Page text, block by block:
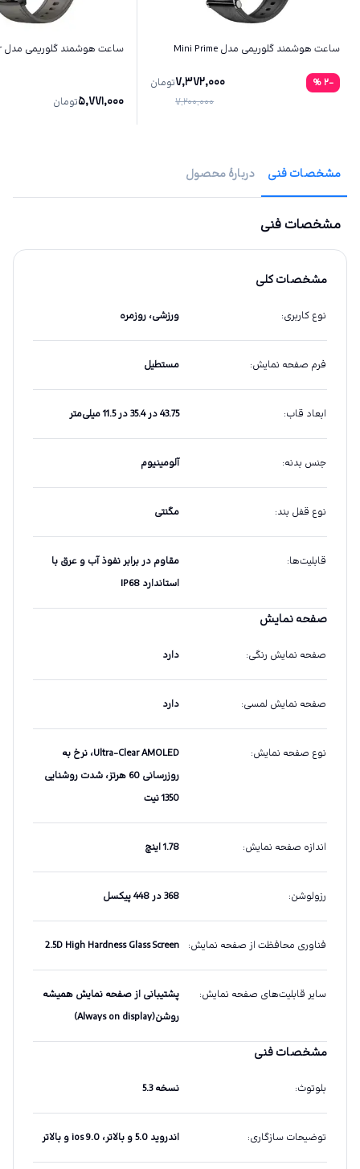
ساعت هوشمند گلوریمی مدل Mini Prime
-2
%
7,372,000
7,200,000
تومان
ساعت هوشمند گلوریمی مدل GC Air
5,771,000تومان
مشخصات فنی دربارهٔ محصول
مشخصات فنی
مشخصات کلی
نوع کاربری: ورزشی، روزمره
فرم صفحه نمایش: مستطیل
ابعاد قاب: 43.75 در 35.4 در 11.5 میلی‌متر
جنس بدنه: آلومینیوم
نوع قفل بند: مگنتی
قابلیت‌ها:
مقاوم در برابر نفوذ آب و عرق با
استاندارد IP68
صفحه نمایش
صفحه نمایش رنگی: دارد
صفحه نمایش لمسی: دارد
نوع صفحه نمایش:
Ultra-Clear AMOLED، نرخ به
روزرسانی 60 هرتز، شدت روشنایی
1350 نیت
اندازه صفحه نمایش: 1.78 اینچ
رزولوشن: 368 در 448 پیکسل
فناوری محافظت از صفحه نمایش:
2.5D High Hardness Glass Screen
سایر قابلیت‌های صفحه نمایش:
پشتیبانی از صفحه نمایش همیشه
روشن(Always on display)
مشخصات فنی
بلوتوث: نسخه 5.3
توضیحات سازگاری: اندروید 5.0 و بالاتر، ios 9.0 و بالاتر